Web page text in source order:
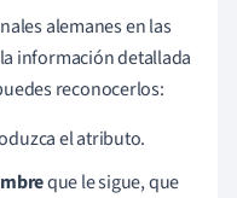
alemanes en las
información detallada
reconocerlos:
el atributo.
que le sigue, que